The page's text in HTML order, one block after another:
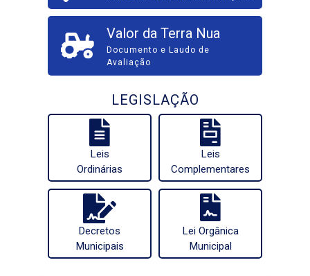
Valor da Terra Nua
Documento e Laudo de
Avaliação
LEGISLAÇÃO
Leis
Ordinárias
Leis
Complementares
Decretos
Municipais
Lei Orgânica
Municipal